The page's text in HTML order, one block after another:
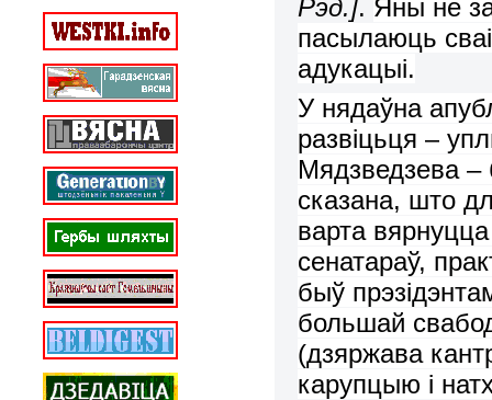
Рэд.]. Яны не
пасылаюць
адукацыі.
У нядаўна
развіцьця –
Мядзведзева –
сказана, што д
варта
сенатараў,
быў
большай
(дзяржава
карупцыю і